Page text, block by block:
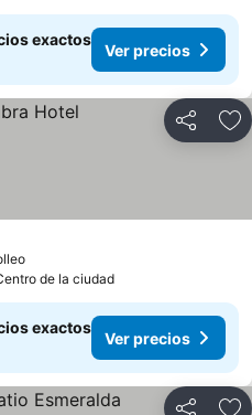
exactos
Ver precios
Compartir
Ver precios
de la ciudad
exactos
Ver precios